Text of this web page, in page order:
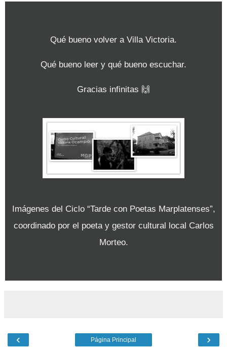
Qué bueno volver a Villa Victoria.
Qué bueno leer y qué bueno escuchar.
Gracias infinitas 🙌
Imágenes del Ciclo “Tarde con Poetas Marplatenses”,
coordinado por el poeta y gestor cultural local Carlos
Morteo.
‹ ›
Página Principal